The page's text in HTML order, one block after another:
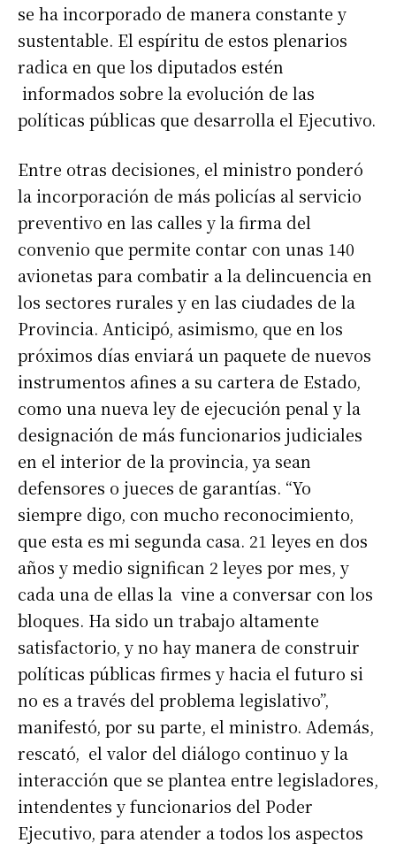
Suscribirme gratis
Dirección de correo electrónico
se ha incorporado de manera constante y
sustentable. El espíritu de estos plenarios
radica en que los diputados estén
informados sobre la evolución de las
políticas públicas que desarrolla el Ejecutivo.
Entre otras decisiones, el ministro ponderó
la incorporación de más policías al servicio
preventivo en las calles y la firma del
convenio que permite contar con unas 140
avionetas para combatir a la delincuencia en
los sectores rurales y en las ciudades de la
Provincia. Anticipó, asimismo, que en los
próximos días enviará un paquete de nuevos
instrumentos afines a su cartera de Estado,
como una nueva ley de ejecución penal y la
designación de más funcionarios judiciales
en el interior de la provincia, ya sean
defensores o jueces de garantías. “Yo
siempre digo, con mucho reconocimiento,
que esta es mi segunda casa. 21 leyes en dos
años y medio significan 2 leyes por mes, y
cada una de ellas la vine a conversar con los
bloques. Ha sido un trabajo altamente
satisfactorio, y no hay manera de construir
políticas públicas firmes y hacia el futuro si
no es a través del problema legislativo”,
manifestó, por su parte, el ministro. Además,
rescató, el valor del diálogo continuo y la
interacción que se plantea entre legisladores,
intendentes y funcionarios del Poder
Ejecutivo, para atender a todos los aspectos